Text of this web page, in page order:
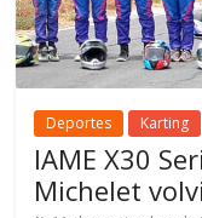
Deportes Karting
IAME X30
Michelet